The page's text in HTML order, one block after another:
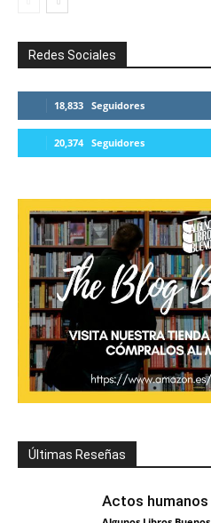
Redes Sociales
18,833 Seguidores
20,374 Seguidores
Últimas Reseñas
Actos humanos